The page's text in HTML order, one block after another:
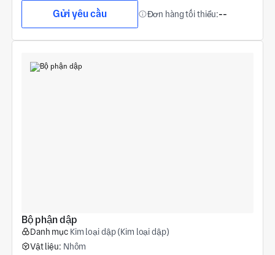
Gửi yêu cầu Đơn hàng tối thiểu:--
Bộ phận dập
Danh mục Kim loại dập (Kim loại dập)
Vật liệu: Nhôm